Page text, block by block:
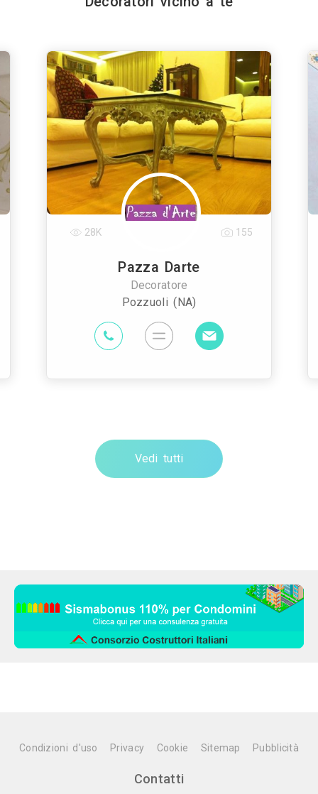
Pazza Darte
Decoratore
Pozzuoli (NA)
28K 155
Vedi tutti
Condizioni d'uso Privacy Cookie Sitemap Pubblicità
Contatti